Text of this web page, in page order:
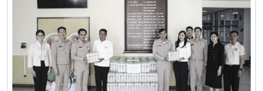
เก่าทุน SEARCA ผู้มีความสำเร็จโดดเด่นทางวิชาชีพ มีภาวะผู้นำ
และสร้างคุณูปการสำคัญต่อการพัฒนาการเกษตร ชนบท ชุมชน
และสังคมอย่างยั่งยืนรางวัล Outstanding SEARCA
Scholarship Alumni (OSSA) จัดตั้งขึ้นเพื่อเชิดชูเกียรติศิษย์
เก่าผู้ได้รับทุนการศึกษาระดับบัณฑิตศึกษาจาก SEARCA ซึ่งได้
นำองค์ความรู้ ประสบการณ์ และศักยภาพที่ได้รับจากการศึกษา